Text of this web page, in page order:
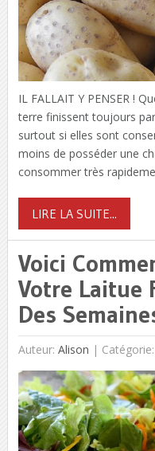
IL FALLAIT Y PENSER !
terre finissent toujours
surtout si elles sont
moins de posséder une
consommer très
LIRE LA SUITE...
Voici
Votre Laitue
Des
Auteur: Alison | Catégorie: